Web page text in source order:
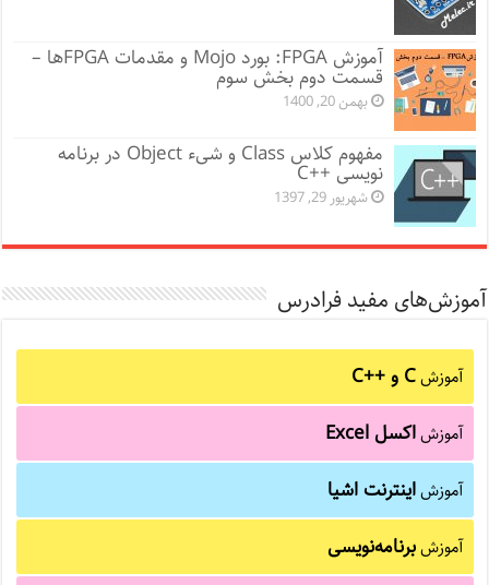
آموزش FPGA: بورد Mojo و مقدمات FPGA‌ها –
قسمت دوم بخش سوم
بهمن 20, 1400
مفهوم کلاس Class و شیء Object در برنامه
نویسی ++C
شهریور 29, 1397
آموزش‌های مفید فرادرس
آموزشC و C++‎
آموزشاکسل Excel
آموزشاینترنت اشیا
آموزشبرنامه‌نویسی